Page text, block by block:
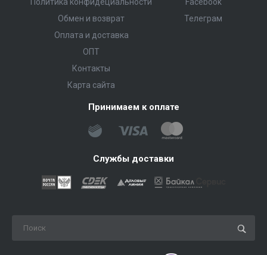
Обмен и возврат
Оплата и доставка
ОПТ
Контакты
Карта сайта
Телеграм
Принимаем к оплате
Службы доставки